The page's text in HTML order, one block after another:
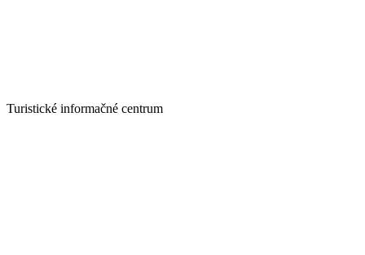
Turistické informačné centrum